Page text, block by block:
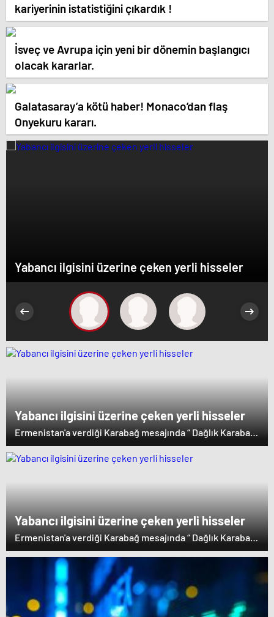
kariyerinin istatistiğini çıkardık !
İsveç ve Avrupa için yeni bir dönemin başlangıcı
olacak kararlar.
Galatasaray’a kötü haber! Monaco’dan flaş
Onyekuru kararı.
Yabancı ilgisini üzerine çeken yerli hisseler
Yabancı ilgisini üzerine çeken yerli hisseler
Ermenistan'a verdiği Karabağ mesajında “ Dağlık Karabağ
ve çevresindeki bölgeler Azerbaycan Cumhuriyeti'nin
ayrılmaz bir parçasıdır” dedi. İstifa çağrılarını kabul
desteği saklamayan Fransa Cumhurbaşkanı Macron ise
dikkat çeken bir ziyaret gerçekleştirdi.
Yabancı ilgisini üzerine çeken yerli hisseler
Ermenistan'a verdiği Karabağ mesajında “ Dağlık Karabağ
ve çevresindeki bölgeler Azerbaycan Cumhuriyeti'nin
ayrılmaz bir parçasıdır” dedi. İstifa çağrılarını kabul
etmeyen Başbakan Paşinyan Dağlık karabağ'ın sözde
lideri Arayik Harutyunyan'la görüştü. Ermenistan'a verdiği
desteği saklamayan Fransa Cumhurbaşkanı Macron ise
dikkat çeken bir ziyaret gerçekleştirdi.